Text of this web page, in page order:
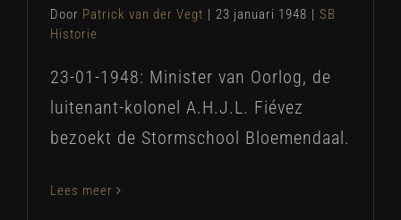
Door Patrick van der Vegt | 23 januari 1948 | SB
Historie
23-01-1948: Minister van Oorlog, de
luitenant-kolonel A.H.J.L. Fiévez
bezoekt de Stormschool Bloemendaal.
Lees meer